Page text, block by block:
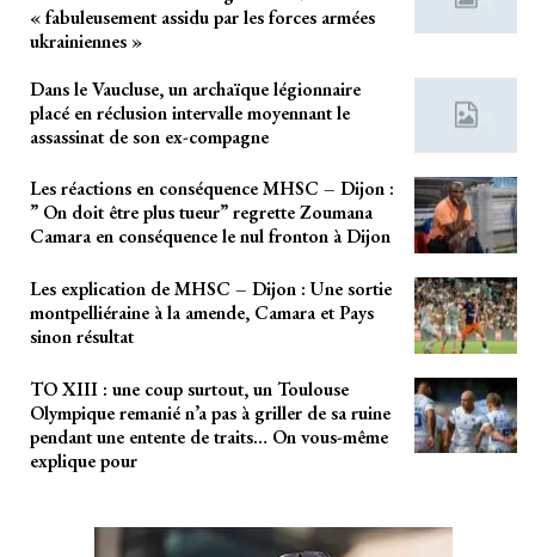
« fabuleusement assidu par les forces armées
ukrainiennes »
Dans le Vaucluse, un archaïque légionnaire
placé en réclusion intervalle moyennant le
assassinat de son ex-compagne
Les réactions en conséquence MHSC – Dijon :
” On doit être plus tueur” regrette Zoumana
Camara en conséquence le nul fronton à Dijon
Les explication de MHSC – Dijon : Une sortie
montpelliéraine à la amende, Camara et Pays
sinon résultat
TO XIII : une coup surtout, un Toulouse
Olympique remanié n’a pas à griller de sa ruine
pendant une entente de traits… On vous-même
explique pour